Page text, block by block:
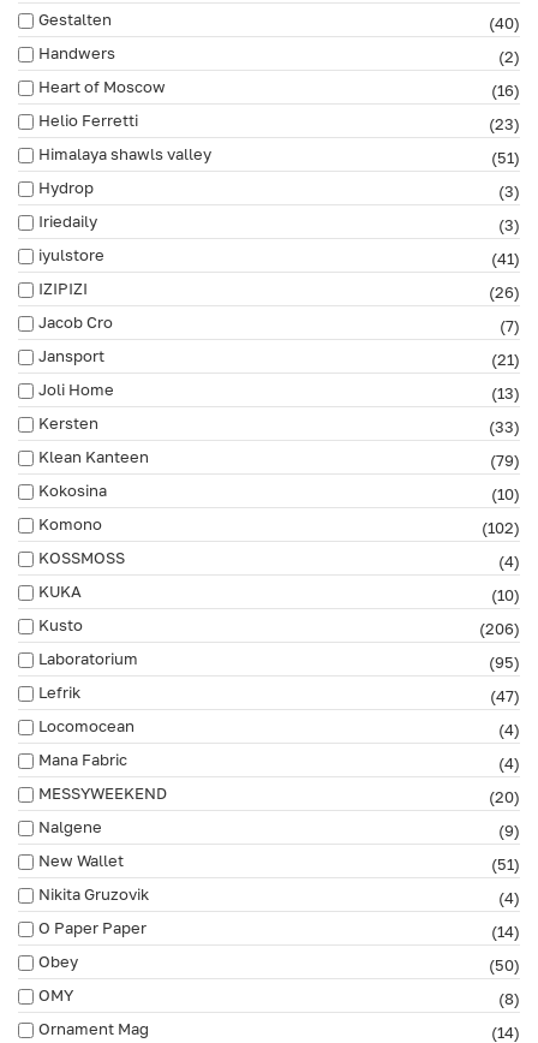
Gestalten
(40)
Handwers
(2)
Heart of Moscow
(16)
Helio Ferretti
(23)
Himalaya shawls valley
(51)
Hydrop
(3)
Iriedaily
(3)
iyulstore
(41)
IZIPIZI
(26)
Jacob Cro
(7)
Jansport
(21)
Joli Home
(13)
Kersten
(33)
Klean Kanteen
(79)
Kokosina
(10)
Komono
(102)
KOSSMOSS
(4)
KUKA
(10)
Kusto
(206)
Laboratorium
(95)
Lefrik
(47)
Locomocean
(4)
Mana Fabric
(4)
MESSYWEEKEND
(20)
Nalgene
(9)
New Wallet
(51)
Nikita Gruzovik
(4)
O Paper Paper
(14)
Obey
(50)
OMY
(8)
Ornament Mag
(14)